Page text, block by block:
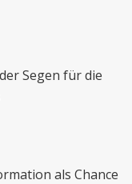
Segen für die
als Chance